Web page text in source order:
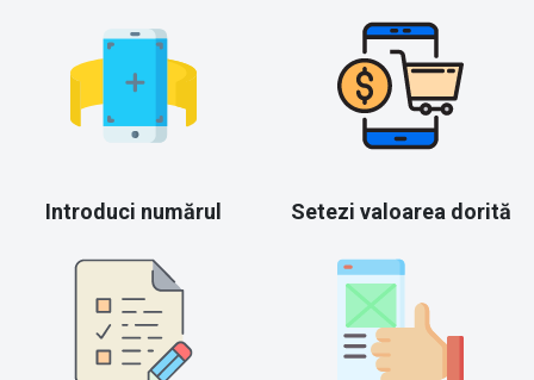
Introduci numărul Setezi valoarea dorită